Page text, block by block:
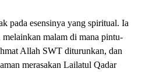
pada esensinya yang spiritual. Ia
melainkan malam di mana pintu-
Allah SWT diturunkan, dan
merasakan Lailatul Qadar